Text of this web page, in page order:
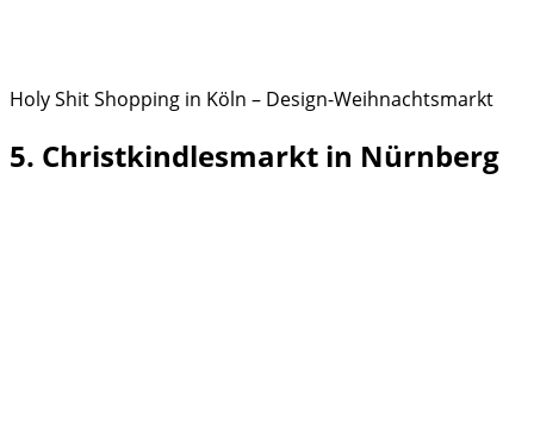
Holy Shit Shopping in Köln – Design-Weihnachtsmarkt
5. Christkindlesmarkt in Nürnberg